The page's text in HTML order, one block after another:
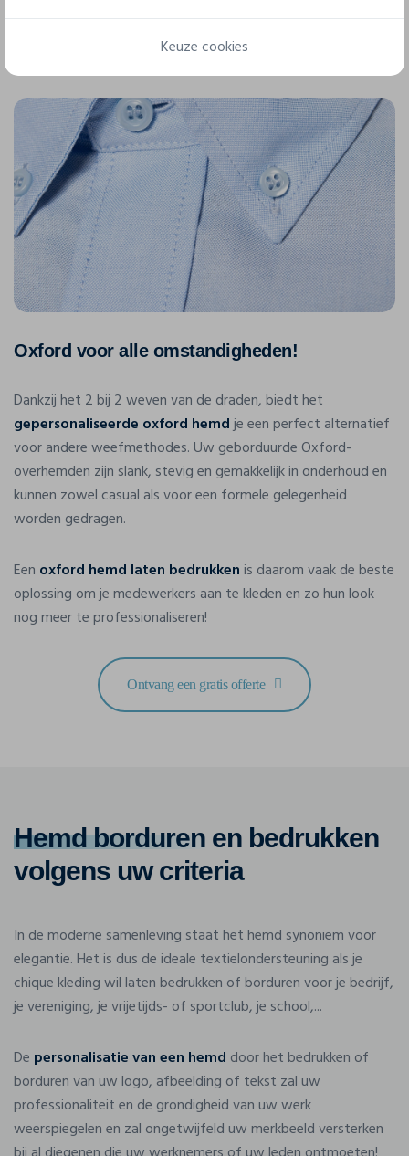
Oxford voor alle omstandigheden!
Dankzij het 2 bij 2 weven van de draden, biedt het
gepersonaliseerde oxford hemdje een perfect alternatief
voor andere weefmethodes. Uw geborduurde Oxford-
overhemden zijn slank, stevig en gemakkelijk in onderhoud en
kunnen zowel casual als voor een formele gelegenheid
worden gedragen.
Een oxford hemd laten bedrukkenis daarom vaak de beste
oplossing om je medewerkers aan te kleden en zo hun look
nog meer te professionaliseren!
Ontvang een gratis offerte
Hemd borduren en bedrukken
volgens uw criteria
In de moderne samenleving staat het hemd synoniem voor
elegantie. Het is dus de ideale textielondersteuning als je
chique kleding wil laten bedrukken of borduren voor je bedrijf,
je vereniging, je vrijetijds- of sportclub, je school,...
De personalisatie van een hemd door het bedrukken of
borduren van uw logo, afbeelding of tekst zal uw
professionaliteit en de grondigheid van uw werk
weerspiegelen en zal ongetwijfeld uw merkbeeld versterken
Keuze cookies